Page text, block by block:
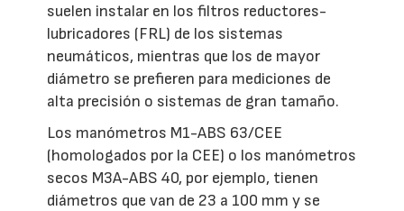
suelen instalar en los filtros reductores-
lubricadores (FRL) de los sistemas
neumáticos, mientras que los de mayor
diámetro se prefieren para mediciones de
alta precisión o sistemas de gran tamaño.
Los manómetros M1-ABS 63/CEE
(homologados por la CEE) o los manómetros
secos M3A-ABS 40, por ejemplo, tienen
diámetros que van de 23 a 100 mm y se